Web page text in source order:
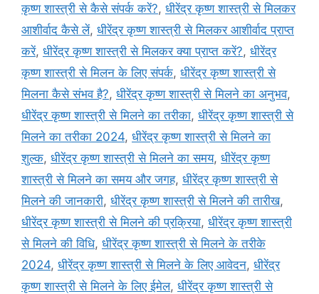
कृष्ण शास्त्री से कैसे संपर्क करें?, धीरेंद्र कृष्ण शास्त्री से मिलकर
आशीर्वाद कैसे लें, धीरेंद्र कृष्ण शास्त्री से मिलकर आशीर्वाद प्राप्त
करें, धीरेंद्र कृष्ण शास्त्री से मिलकर क्या प्राप्त करें?, धीरेंद्र
कृष्ण शास्त्री से मिलन के लिए संपर्क, धीरेंद्र कृष्ण शास्त्री से
मिलना कैसे संभव है?, धीरेंद्र कृष्ण शास्त्री से मिलने का अनुभव,
धीरेंद्र कृष्ण शास्त्री से मिलने का तरीका, धीरेंद्र कृष्ण शास्त्री से
मिलने का तरीका 2024, धीरेंद्र कृष्ण शास्त्री से मिलने का
शुल्क, धीरेंद्र कृष्ण शास्त्री से मिलने का समय, धीरेंद्र कृष्ण
शास्त्री से मिलने का समय और जगह, धीरेंद्र कृष्ण शास्त्री से
मिलने की जानकारी, धीरेंद्र कृष्ण शास्त्री से मिलने की तारीख,
धीरेंद्र कृष्ण शास्त्री से मिलने की प्रक्रिया, धीरेंद्र कृष्ण शास्त्री
से मिलने की विधि, धीरेंद्र कृष्ण शास्त्री से मिलने के तरीके
2024, धीरेंद्र कृष्ण शास्त्री से मिलने के लिए आवेदन, धीरेंद्र
कृष्ण शास्त्री से मिलने के लिए ईमेल, धीरेंद्र कृष्ण शास्त्री से